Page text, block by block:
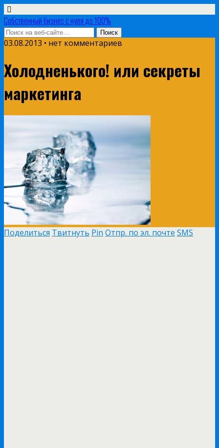
Собственный бизнес с нуля до 100%
03.08.2013 • нет комментариев
Холодненького! или секреты
маркетинга
Поделиться Твитнуть Pin Отпр. по эл. почте SMS